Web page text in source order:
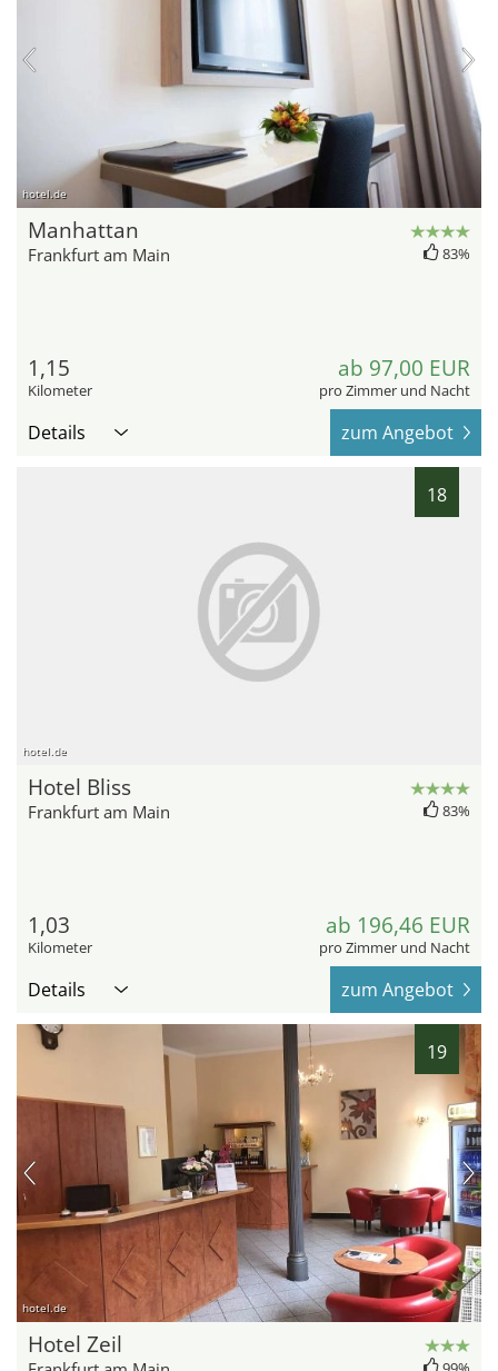
hotel.de
Manhattan
Frankfurt am Main 83%
1,15
Kilometer
ab 97,00 EUR
pro Zimmer und Nacht
Details zum Angebot
18
hotel.de
Hotel Bliss
Frankfurt am Main 83%
1,03
Kilometer
ab 196,46 EUR
pro Zimmer und Nacht
Details zum Angebot
19
hotel.de
Hotel Zeil